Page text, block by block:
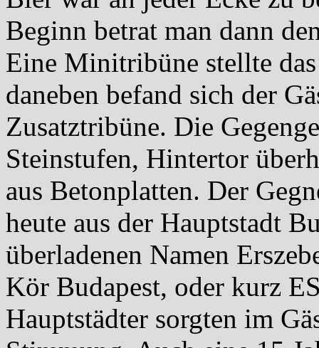
Beginn betrat man dann
Eine Minitribüne stellte
daneben befand sich der
Zusatztribüne. Die
Steinstufen, Hintertor
aus Betonplatten. Der
heute aus der Hauptstadt
überladenen Namen
Kör Budapest, oder kurz
Hauptstädter sorgten im